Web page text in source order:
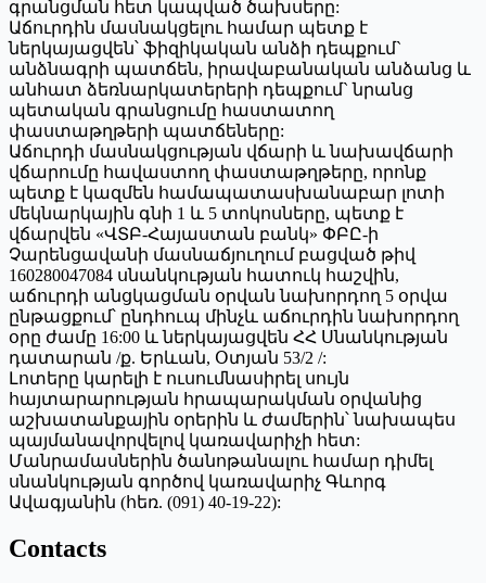
գրանցման հետ կապված ծախսերը:
Աճուրդին մասնակցելու համար պետք է
ներկայացվեն՝ ֆիզիկական անձի դեպքում`
անձնագրի պատճեն, իրավաբանական անձանց և
անհատ ձեռնարկատերերի դեպքում` նրանց
պետական գրանցումը հաստատող
փաստաթղթերի պատճեները:
Աճուրդի մասնակցության վճարի և նախավճարի
վճարումը հավաստող փաստաթղթերը, որոնք
պետք է կազմեն համապատասխանաբար լոտի
մեկնարկային գնի 1 և 5 տոկոսները, պետք է
վճարվեն «ՎՏԲ-Հայաստան բանկ» ՓԲԸ-ի
Չարենցավանի մասնաճյուղում բացված թիվ
160280047084 սնանկության հատուկ հաշվին,
աճուրդի անցկացման օրվան նախորդող 5 օրվա
ընթացքում՝ ընդհուպ մինչև աճուրդին նախորդող
օրը ժամը 16:00 և ներկայացվեն ՀՀ Սնանկության
դատարան /ք. Երևան, Օտյան 53/2 /:
Լոտերը կարելի է ուսումնասիրել սույն
հայտարարության հրապարակման օրվանից
աշխատանքային օրերին և ժամերին՝ նախապես
պայմանավորվելով կառավարիչի հետ:
Մանրամասներին ծանոթանալու համար դիմել
սնանկության գործով կառավարիչ Գևորգ
Ավագյանին (հեռ. (091) 40-19-22):
Contacts